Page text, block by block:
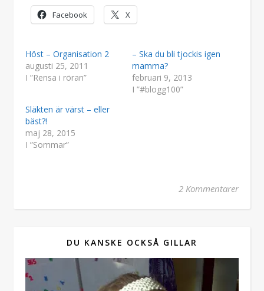
Facebook X
Höst – Organisation 2
augusti 25, 2011
I ”Rensa i röran”
– Ska du bli tjockis igen
mamma?
februari 9, 2013
I ”#blogg100”
Släkten är värst – eller
bäst?!
maj 28, 2015
I ”Sommar”
2 Kommentarer
DU KANSKE OCKSÅ GILLAR